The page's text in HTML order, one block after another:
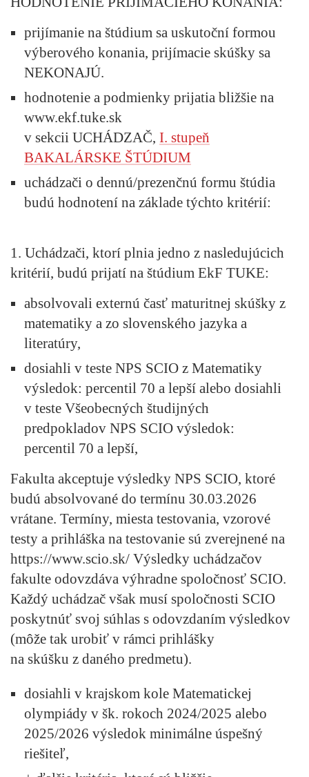
prijímanie na štúdium sa uskutoční formou
výberového konania, prijímacie skúšky sa
NEKONAJÚ.
hodnotenie a podmienky prijatia bližšie na
www.ekf.tuke.sk
v sekcii UCHÁDZAČ, I. stupeň
BAKALÁRSKE ŠTÚDIUM
uchádzači o dennú/prezenčnú formu štúdia
budú hodnotení na základe týchto kritérií:
1. Uchádzači, ktorí plnia jedno z nasledujúcich
kritérií, budú prijatí na štúdium EkF TUKE:
absolvovali externú časť maturitnej skúšky z
matematiky a zo slovenského jazyka a
literatúry,
dosiahli v teste NPS SCIO z Matematiky
výsledok: percentil 70 a lepší alebo dosiahli
v teste Všeobecných študijných
predpokladov NPS SCIO výsledok:
percentil 70 a lepší,
Fakulta akceptuje výsledky NPS SCIO, ktoré
budú absolvované do termínu 30.03.2026
vrátane. Termíny, miesta testovania, vzorové
testy a prihláška na testovanie sú zverejnené na
https://www.scio.sk/ Výsledky uchádzačov
fakulte odovzdáva výhradne spoločnosť SCIO.
Každý uchádzač však musí spoločnosti SCIO
poskytnúť svoj súhlas s odovzdaním výsledkov
(môže tak urobiť v rámci prihlášky
na skúšku z daného predmetu).
dosiahli v krajskom kole Matematickej
olympiády v šk. rokoch 2024/2025 alebo
2025/2026 výsledok minimálne úspešný
riešiteľ,